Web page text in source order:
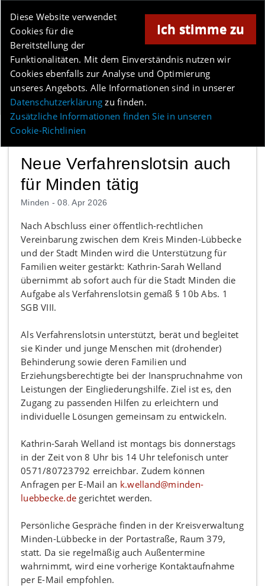
Ich stimme zu
Diese Website verwendet
Cookies für die
Bereitstellung der
Funktionalitäten. Mit dem Einverständnis nutzen wir
Cookies ebenfalls zur Analyse und Optimierung
unseres Angebots. Alle Informationen sind in unserer
Datenschutzerklärung zu finden.
Zusätzliche Informationen finden Sie in unseren
Cookie-Richtlinien
Anzeige
Menü
Neue Verfahrenslotsin auch
für Minden tätig
Minden -08. Apr 2026
Nach Abschluss einer öffentlich-rechtlichen
Vereinbarung zwischen dem Kreis Minden-Lübbecke
und der Stadt Minden wird die Unterstützung für
Familien weiter gestärkt: Kathrin-Sarah Welland
übernimmt ab sofort auch für die Stadt Minden die
Aufgabe als Verfahrenslotsin gemäß § 10b Abs. 1
SGB VIII.
Als Verfahrenslotsin unterstützt, berät und begleitet
sie Kinder und junge Menschen mit (drohender)
Behinderung sowie deren Familien und
Erziehungsberechtigte bei der Inanspruchnahme von
Leistungen der Eingliederungshilfe. Ziel ist es, den
Zugang zu passenden Hilfen zu erleichtern und
individuelle Lösungen gemeinsam zu entwickeln.
Kathrin-Sarah Welland ist montags bis donnerstags
in der Zeit von 8 Uhr bis 14 Uhr telefonisch unter
0571/80723792 erreichbar. Zudem können
Anfragen per E-Mail an k.welland@minden-
luebbecke.de gerichtet werden.
Persönliche Gespräche finden in der Kreisverwaltung
Minden-Lübbecke in der Portastraße, Raum 379,
statt. Da sie regelmäßig auch Außentermine
wahrnimmt, wird eine vorherige Kontaktaufnahme
per E-Mail empfohlen.